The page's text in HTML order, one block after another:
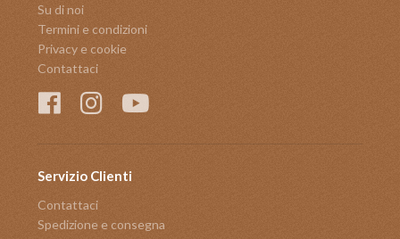
Su di noi
Termini e condizioni
Privacy e cookie
Contattaci
Servizio Clienti
Contattaci
Spedizione e consegna